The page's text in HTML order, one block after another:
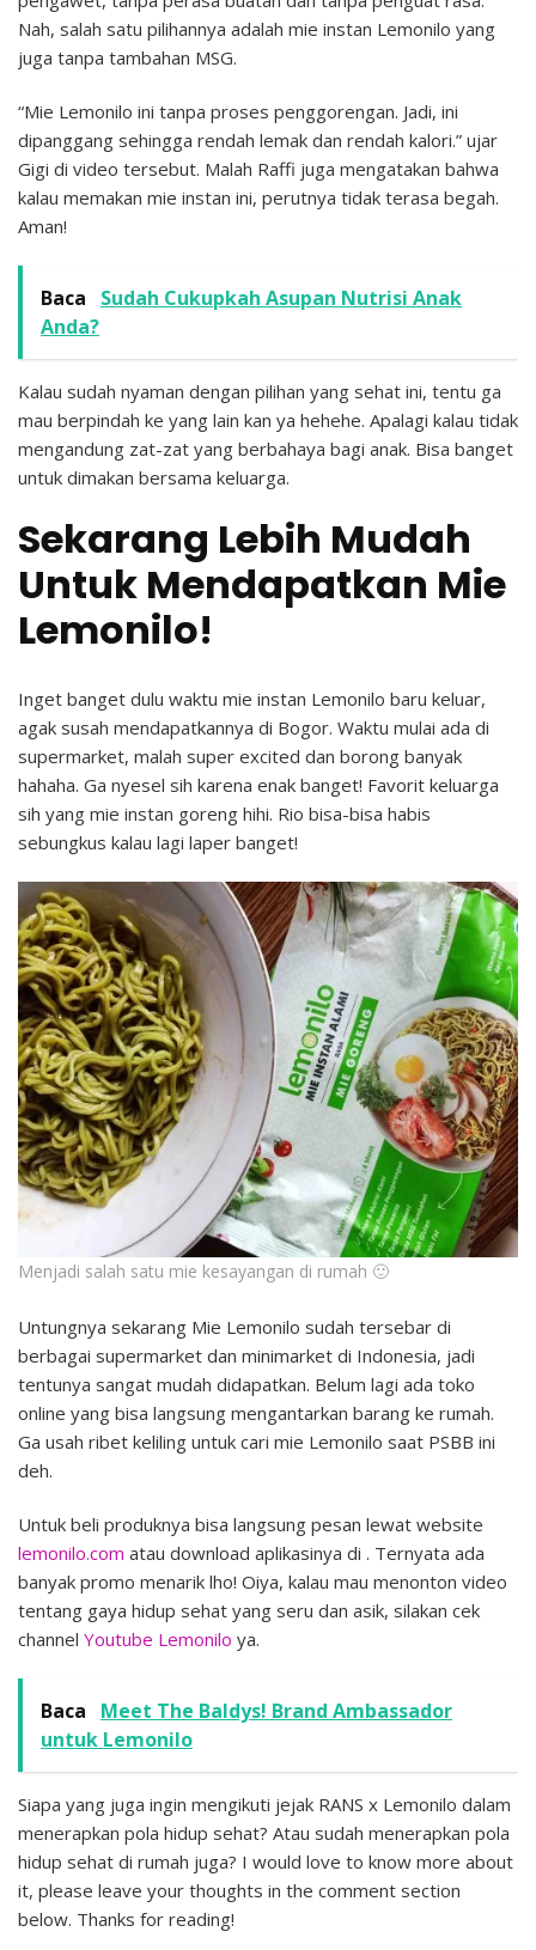
Nah, salah satu pilihannya adalah mie instan Lemonilo yang
juga tanpa tambahan MSG.
“Mie Lemonilo ini tanpa proses penggorengan. Jadi, ini
dipanggang sehingga rendah lemak dan rendah kalori.” ujar
Gigi di video tersebut. Malah Raffi juga mengatakan bahwa
kalau memakan mie instan ini, perutnya tidak terasa begah.
Aman!
Baca
Sudah Cukupkah Asupan Nutrisi Anak
Anda?
Kalau sudah nyaman dengan pilihan yang sehat ini, tentu ga
mau berpindah ke yang lain kan ya hehehe. Apalagi kalau tidak
mengandung zat-zat yang berbahaya bagi anak. Bisa banget
untuk dimakan bersama keluarga.
Sekarang Lebih Mudah
Untuk Mendapatkan Mie
Lemonilo!
Inget banget dulu waktu mie instan Lemonilo baru keluar,
agak susah mendapatkannya di Bogor. Waktu mulai ada di
supermarket, malah super excited dan borong banyak
hahaha. Ga nyesel sih karena enak banget! Favorit keluarga
sih yang mie instan goreng hihi. Rio bisa-bisa habis
sebungkus kalau lagi laper banget!
Menjadi salah satu mie kesayangan di rumah 🙂
Untungnya sekarang Mie Lemonilo sudah tersebar di
berbagai supermarket dan minimarket di Indonesia, jadi
tentunya sangat mudah didapatkan. Belum lagi ada toko
online yang bisa langsung mengantarkan barang ke rumah.
Ga usah ribet keliling untuk cari mie Lemonilo saat PSBB ini
deh.
Untuk beli produknya bisa langsung pesan lewat website
lemonilo.com atau download aplikasinya di . Ternyata ada
banyak promo menarik lho! Oiya, kalau mau menonton video
tentang gaya hidup sehat yang seru dan asik, silakan cek
channel Youtube Lemonilo ya.
Baca
Meet The Baldys! Brand Ambassador
untuk Lemonilo
Siapa yang juga ingin mengikuti jejak RANS x Lemonilo dalam
menerapkan pola hidup sehat? Atau sudah menerapkan pola
hidup sehat di rumah juga? I would love to know more about
it, please leave your thoughts in the comment section
below. Thanks for reading!